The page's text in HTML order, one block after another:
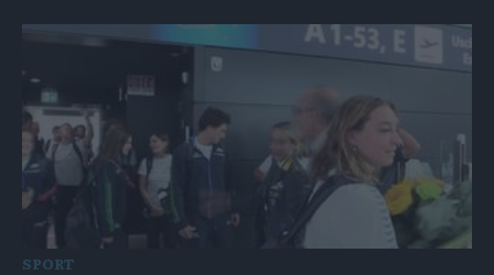
SPORT